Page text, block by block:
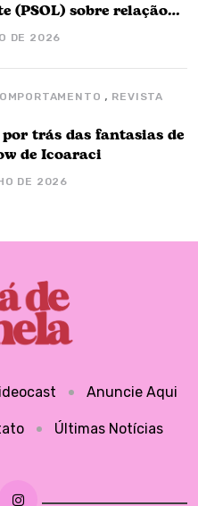
(PSOL) sobre relação
Barbalho
DE 2026
, REVISTA
trás das fantasias de
de Icoaraci
DE 2026
Anuncie Aqui
Últimas Notícias